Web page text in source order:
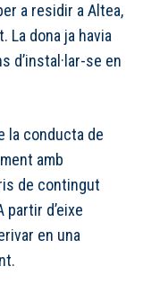
a residir a Altea,
La dona ja havia
d’instal·lar-se en
la conducta de
amb
de contingut
d’eixe
en una